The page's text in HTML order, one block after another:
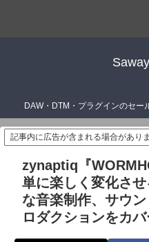
DAW・DTM・プラグインのセー
記事内に広告が含まれる場合があり
zynaptiq『
単に楽しく変化さ
な音楽制作、サウ
ロダクションをカバ